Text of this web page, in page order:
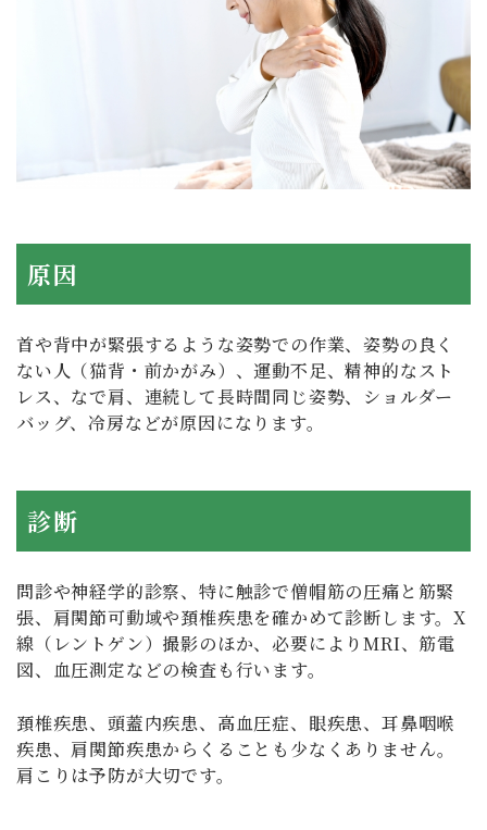
原因
首や背中が緊張するような姿勢での作業、姿勢の良く
ない人（猫背・前かがみ）、運動不足、精神的なスト
レス、なで肩、連続して長時間同じ姿勢、ショルダー
バッグ、冷房などが原因になります。
診断
問診や神経学的診察、特に触診で僧帽筋の圧痛と筋緊
張、肩関節可動域や頚椎疾患を確かめて診断します。X
線（レントゲン）撮影のほか、必要によりMRI、筋電
図、血圧測定などの検査も行います。
頚椎疾患、頭蓋内疾患、高血圧症、眼疾患、耳鼻咽喉
疾患、肩関節疾患からくることも少なくありません。
肩こりは予防が大切です。